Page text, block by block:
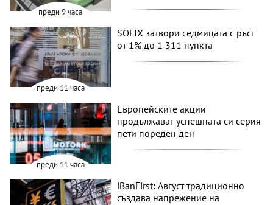
преди 9 часа
преди 11 часа
SOFIX затвори седмицата с ръст
от 1% до 1 311 пункта
преди 11 часа
Европейските акции
продължават успешната си серия
пети пореден ден
iBanFirst: Август традиционно
създава напрежение на